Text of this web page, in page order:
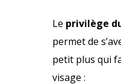
Le privilège
permet de
petit plus qui
visage :